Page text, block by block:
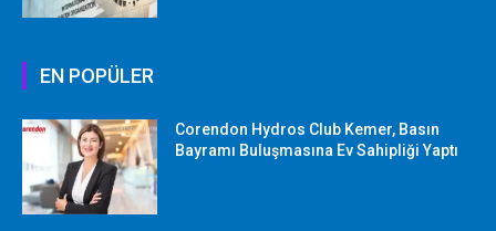
EN POPÜLER
Corendon Hydros Club Kemer, Basın
Bayramı Buluşmasına Ev Sahipliği Yaptı